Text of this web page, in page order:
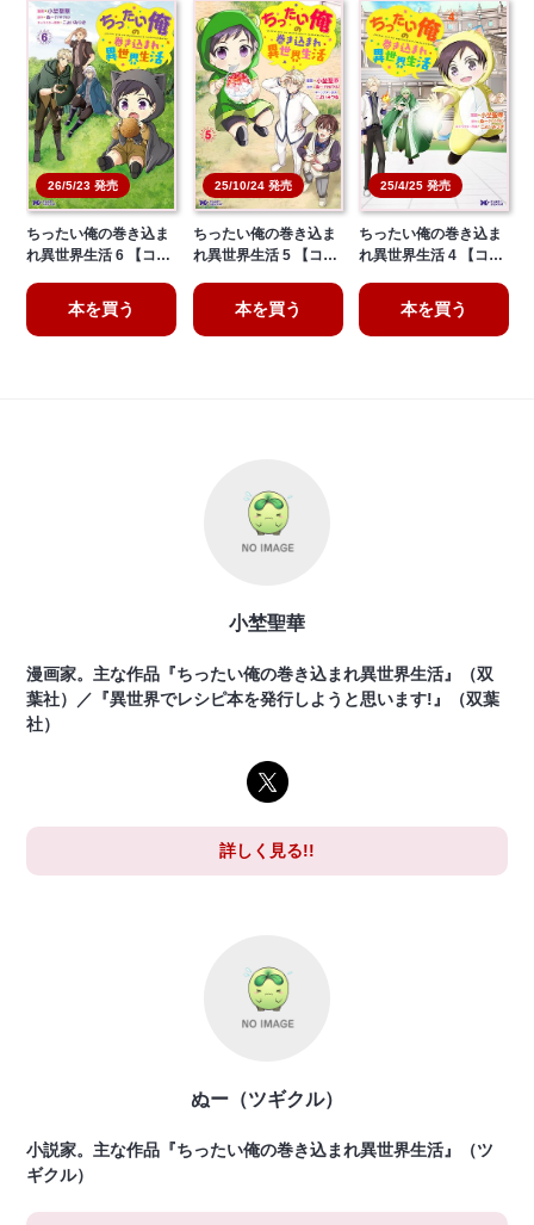
26/5/23 発売
ちったい俺の巻き込ま
れ異世界生活 6 【コ…
本を買う
25/10/24 発売
ちったい俺の巻き込ま
れ異世界生活 5 【コ…
本を買う
25/4/25 発売
ちったい俺の巻き込ま
れ異世界生活 4 【コ…
本を買う
小埜聖華
漫画家。主な作品『ちったい俺の巻き込まれ異世界生活』（双
葉社）／『異世界でレシピ本を発行しようと思います!』（双葉
社）
詳しく見る!!
ぬー（ツギクル）
小説家。主な作品『ちったい俺の巻き込まれ異世界生活』（ツ
ギクル）